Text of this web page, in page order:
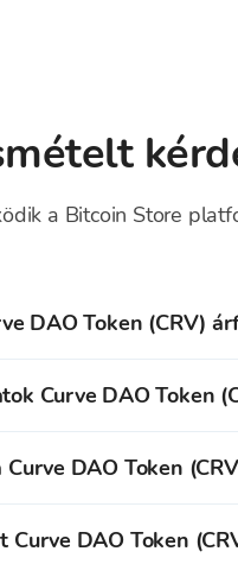
a Bitcoin Store
DAO Token (CRV)
Curve DAO Token
egy fiók létrehozása és
DAO Token
Curve DAO Token